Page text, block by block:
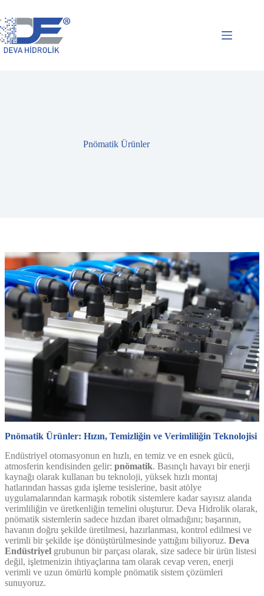
content
Pnömatik Ürünler
Pnömatik Ürünler: Hızın, Temizliğin ve Verimliliğin Teknolojisi
Endüstriyel otomasyonun en hızlı, en temiz ve en esnek gücü,
atmosferin kendisinden gelir: pnömatik. Basınçlı havayı bir enerji
kaynağı olarak kullanan bu teknoloji, yüksek hızlı montaj
hatlarından hassas gıda işleme tesislerine, basit atölye
uygulamalarından karmaşık robotik sistemlere kadar sayısız alanda
verimliliğin ve üretkenliğin temelini oluşturur. Deva Hidrolik olarak,
pnömatik sistemlerin sadece hızdan ibaret olmadığını; başarının,
havanın doğru şekilde üretilmesi, hazırlanması, kontrol edilmesi ve
verimli bir şekilde işe dönüştürülmesinde yattığını biliyoruz. Deva
Endüstriyel grubunun bir parçası olarak, size sadece bir ürün listesi
değil, işletmenizin ihtiyaçlarına tam olarak cevap veren, enerji
verimli ve uzun ömürlü komple pnömatik sistem çözümleri
sunuyoruz.